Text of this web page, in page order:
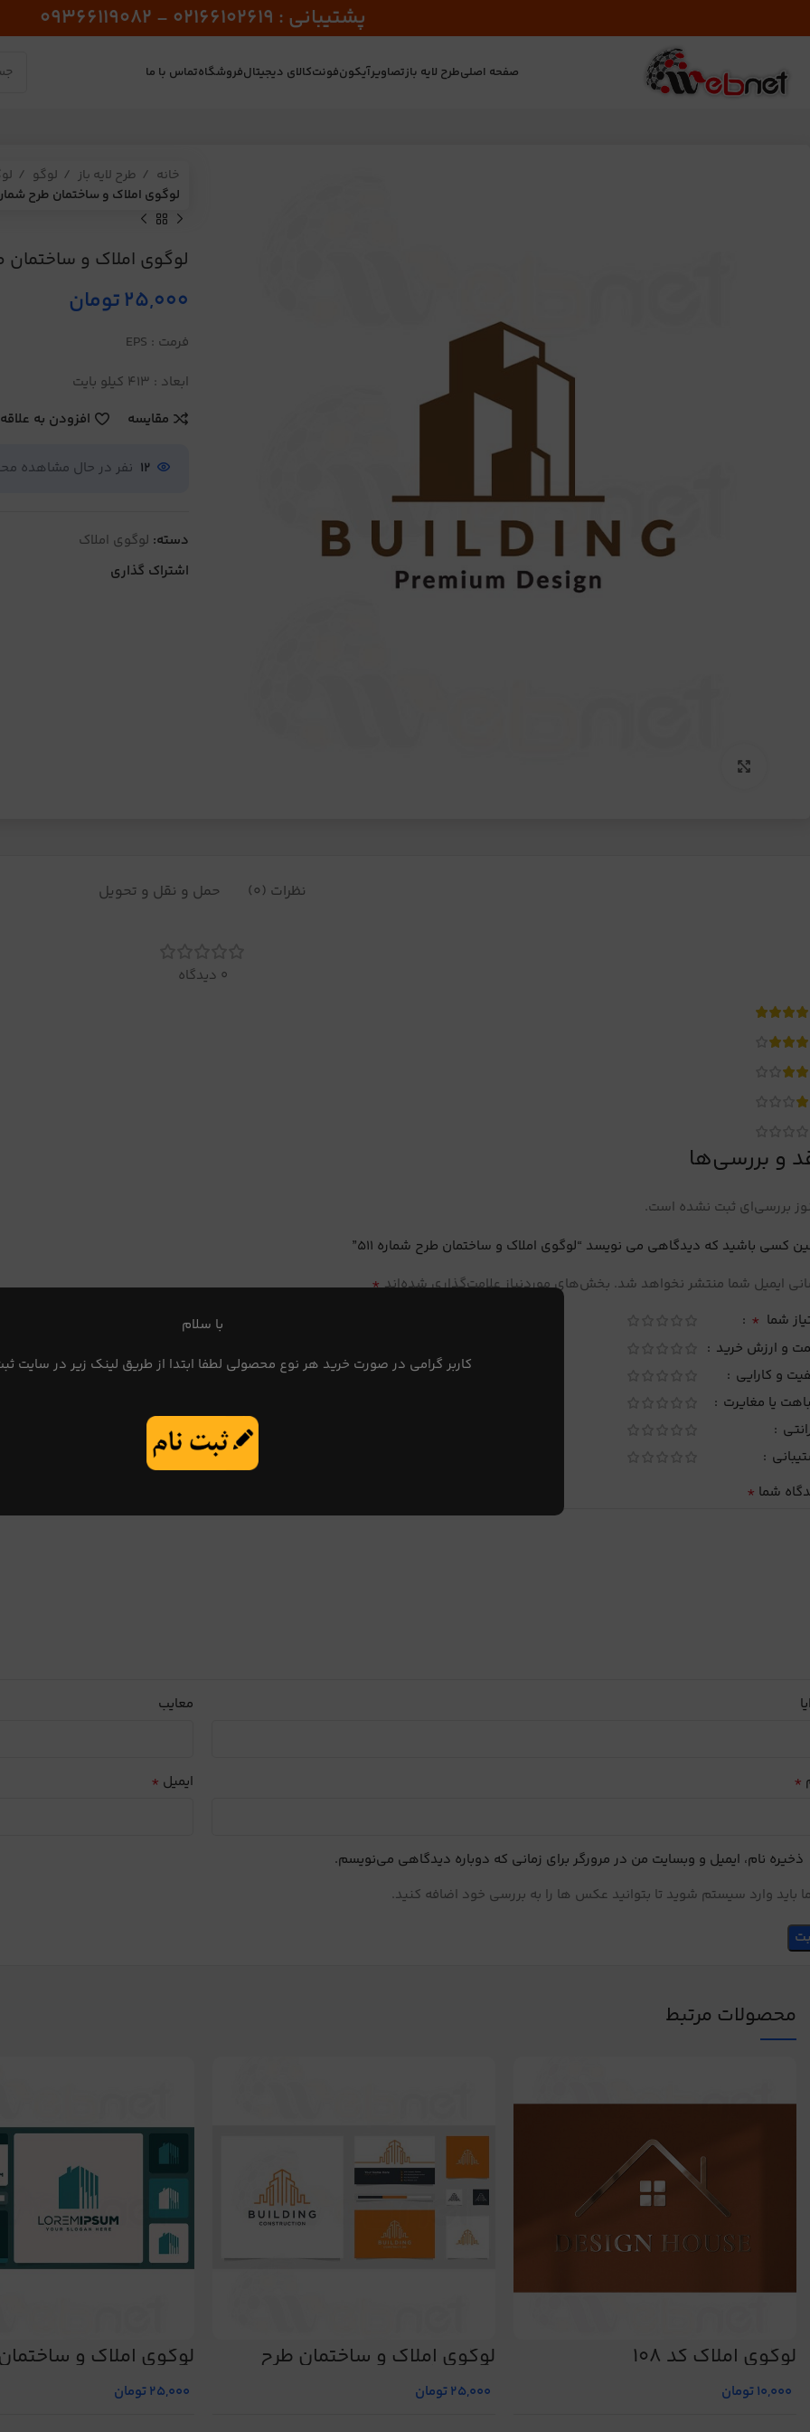
با سلام
کاربر گرامی در صورت خرید هر نوع محصولی لطفا ابتدا از طریق لینک زیر در سایت
پشتیبانی : 02166102619 - 09366119082
صفحه اصلیطرح لایه بازتصاویرآیکونفونتکالای دیجیتالفروشگاهتماس با ما
خانه طرح لایه باز لوگو
لوگوی املاک و ساختمان طرح شماره
لوگوی املاک و ساختمان
25,000تومان
فرمت : EPS
ابعاد : 413 کیلو بایت
مقایسه
افزودن به
12 نفر در حال مشاهده
دسته: لوگوی املاک
اشتراک گذاری
نظرات (0) حمل و نقل و تحویل
0 دیدگاه
و بررسی‌ها
بررسی‌ای ثبت نشده است.
کسی باشید که دیدگاهی می نویسد “لوگوی املاک و ساختمان طرح شماره 511”
ایمیل شما منتشر نخواهد شد. بخش‌های موردنیاز علامت‌گذاری شده‌اند*
شما *
و ارزش خرید
و کارایی
یا مغایرت
شما *
معایب
* ایمیل *
ذخیره نام، ایمیل و وبسایت من در مرورگر برای زمانی که دوباره دیدگاهی می‌نویسم.
باید وارد سیستم شوید تا بتوانید عکس ها را به بررسی خود اضافه کنید.
محصولات مرتبط
لوگوی املاک کد 108
10,000تومان
لوگوی املاک و ساختمان طرح
شماره 475
25,000تومان
لوگوی املاک و
شماره 466
25,000تومان